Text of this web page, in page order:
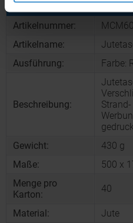
Produktinformationen zu
Artikelnummer:
Artikelname:
Ausführung:
Farbe:
Beschreibung:
Gewicht:
430 g
Maße:
500 x
Menge pro
Karton:
40
Material:
Jute